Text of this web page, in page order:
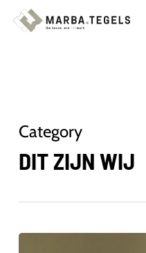
Skip
Category
DIT ZIJN WIJ